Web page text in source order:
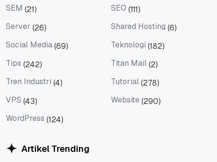
SEM (21) SEO (111)
Server (26) Shared Hosting (6)
Social Media(69) Teknologi (182)
Tips (242) Titan Mail(2)
Tren Industri (4) Tutorial(278)
VPS (43) Website (290)
WordPress (124)
Artikel Trending